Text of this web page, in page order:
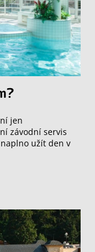
jen
závodní servis
užít den v